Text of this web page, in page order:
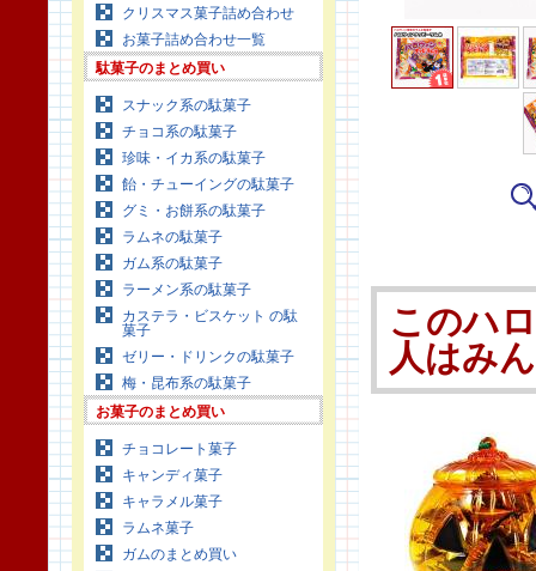
クリスマス菓子詰め合わせ
お菓子詰め合わせ一覧
駄菓子のまとめ買い
スナック系の駄菓子
チョコ系の駄菓子
珍味・イカ系の駄菓子
飴・チューイングの駄菓子
グミ・お餅系の駄菓子
ラムネの駄菓子
ガム系の駄菓子
ラーメン系の駄菓子
カステラ・ビスケット の駄
菓子
ゼリー・ドリンクの駄菓子
梅・昆布系の駄菓子
お菓子のまとめ買い
チョコレート菓子
キャンディ菓子
キャラメル菓子
ラムネ菓子
ガムのまとめ買い
このハ
人はみ